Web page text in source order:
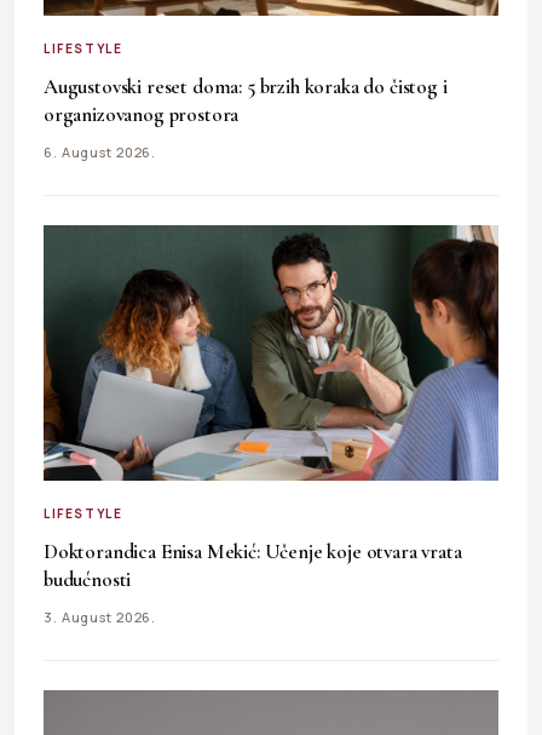
LIFESTYLE
Augustovski reset doma: 5 brzih koraka do čistog i
organizovanog prostora
6. August 2026.
LIFESTYLE
Doktorandica Enisa Mekić: Učenje koje otvara vrata
budućnosti
3. August 2026.